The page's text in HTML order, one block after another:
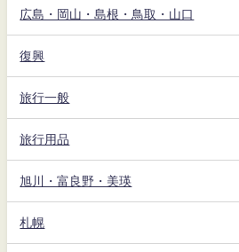
広島・岡山・島根・鳥取・山口
復興
旅行一般
旅行用品
旭川・富良野・美瑛
札幌